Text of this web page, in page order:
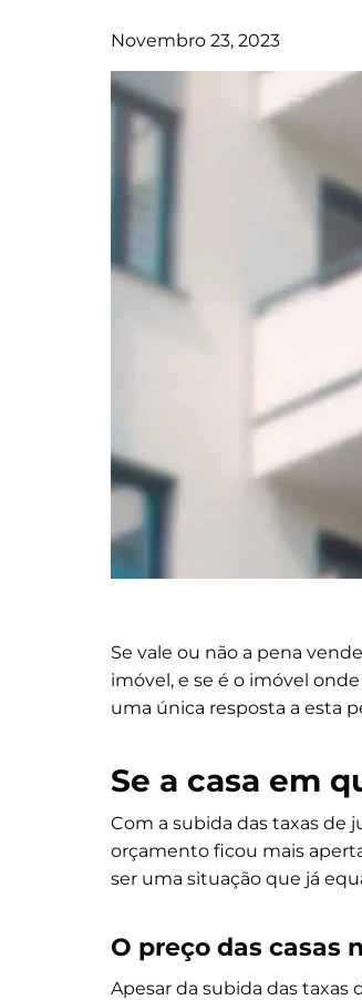
Novembro 23, 2023
Se vale ou não a pena
imóvel, e se é o imóvel
uma única resposta a esta
Se a casa em
Com a subida das taxas de
orçamento ficou mais
ser uma situação que já
O preço das casas
Apesar da subida das taxas